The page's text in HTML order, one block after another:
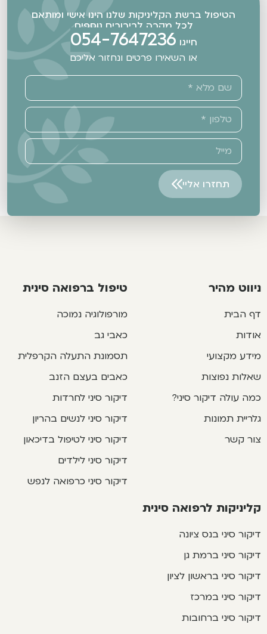
הטיפול ברשת הקליניקות שלנו הינו אישי ומותאם
לכל מקרה לבירורים נוספים
חייגו 054-7647236
או השאירו פרטים ונחזור אליכם
תחזרו אליי
ניווט מהיר
דף הבית
אודות
מידע מקצועי
שאלות נפוצות
כמה עולה דיקור סיני?
גלריית תמונות
צור קשר
טיפול ברפואה סינית
מורפולוגיה נמוכה
כאבי גב
תסמונת התעלה הקרפלית
כאבים בעצם הזנב
דיקור סיני לחרדות
דיקור סיני לנשים בהריון
דיקור סיני לטיפול בדיכאון
דיקור סיני לילדים
דיקור סיני כרפואה לנפש
קליניקות לרפואה סינית
דיקור סיני בנס ציונה
דיקור סיני ברמת גן
דיקור סיני בראשון לציון
דיקור סיני במרכז
דיקור סיני ברחובות